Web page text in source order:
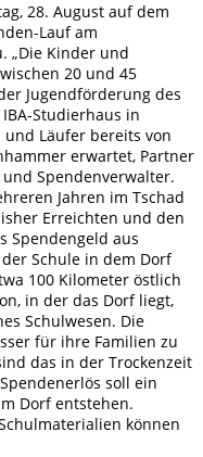
28. August auf dem
Lauf am
„Die Kinder und
20 und 45
Jugendförderung des
Studierhaus in
Läufer bereits von
erwartet, Partner
Spendenverwalter.
Jahren im Tschad
Erreichten und den
Spendengeld aus
Schule in dem Dorf
100 Kilometer östlich
in der das Dorf liegt,
Schulwesen. Die
für ihre Familien zu
das in der Trockenzeit
soll ein
Dorf entstehen.
können